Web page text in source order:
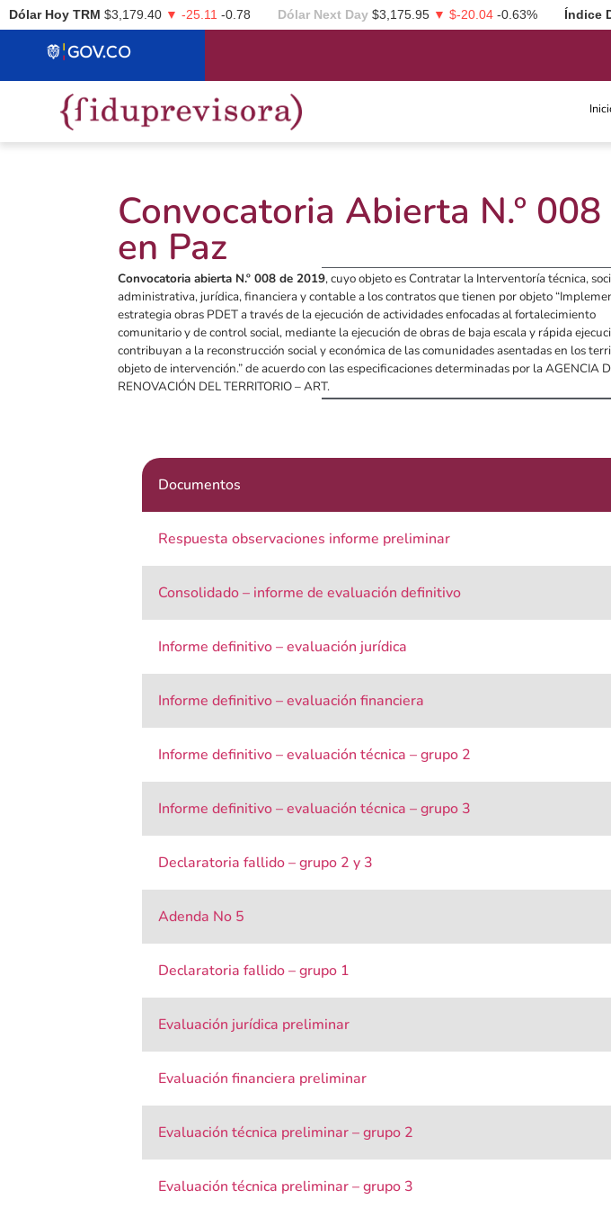
Dólar Hoy TRM $3,179.40 ▼ -25.11 -0.78 Dólar Next Day $3,175.95 ▼ $-20.04 -0.63% Índice
Convocatoria Abierta N.º
en Paz
Convocatoria abierta N.º 008 de 2019, cuyo objeto es Contratar la Interventoría técnica,
administrativa, jurídica, financiera y contable a los contratos que tienen por objeto
estrategia obras PDET a través de la ejecución de actividades enfocadas al fortalecimiento
comunitario y de control social, mediante la ejecución de obras de baja escala y rápida
contribuyan a la reconstrucción social y económica de las comunidades asentadas en los
objeto de intervención.” de acuerdo con las especificaciones determinadas por la AGENCIA
RENOVACIÓN DEL TERRITORIO – ART.
Documentos
Respuesta observaciones informe preliminar
Consolidado – informe de evaluación definitivo
Informe definitivo – evaluación jurídica
Informe definitivo – evaluación financiera
Informe definitivo – evaluación técnica – grupo 2
Informe definitivo – evaluación técnica – grupo 3
Declaratoria fallido – grupo 2 y 3
Adenda No 5
Declaratoria fallido – grupo 1
Evaluación jurídica preliminar
Evaluación financiera preliminar
Evaluación técnica preliminar – grupo 2
Evaluación técnica preliminar – grupo 3